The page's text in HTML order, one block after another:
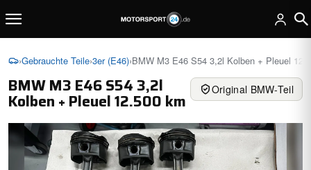
›Gebrauchte Teile›3er (E46)›BMW M3 E46 S54 3,2l Kolben + Pleuel
BMW M3 E46 S54 3,2l
Kolben + Pleuel 12.500 km
Original BMW-Teil